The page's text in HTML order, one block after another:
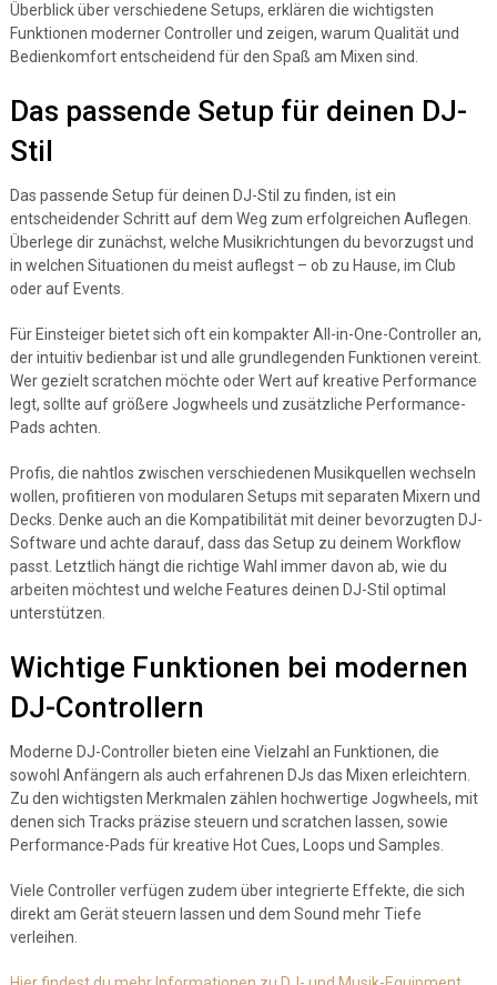
Überblick über verschiedene Setups, erklären die wichtigsten
Funktionen moderner Controller und zeigen, warum Qualität und
Bedienkomfort entscheidend für den Spaß am Mixen sind.
Das passende Setup für deinen DJ-
Stil
Das passende Setup für deinen DJ-Stil zu finden, ist ein
entscheidender Schritt auf dem Weg zum erfolgreichen Auflegen.
Überlege dir zunächst, welche Musikrichtungen du bevorzugst und
in welchen Situationen du meist auflegst – ob zu Hause, im Club
oder auf Events.
Für Einsteiger bietet sich oft ein kompakter All-in-One-Controller an,
der intuitiv bedienbar ist und alle grundlegenden Funktionen vereint.
Wer gezielt scratchen möchte oder Wert auf kreative Performance
legt, sollte auf größere Jogwheels und zusätzliche Performance-
Pads achten.
Profis, die nahtlos zwischen verschiedenen Musikquellen wechseln
wollen, profitieren von modularen Setups mit separaten Mixern und
Decks. Denke auch an die Kompatibilität mit deiner bevorzugten DJ-
Software und achte darauf, dass das Setup zu deinem Workflow
passt. Letztlich hängt die richtige Wahl immer davon ab, wie du
arbeiten möchtest und welche Features deinen DJ-Stil optimal
unterstützen.
Wichtige Funktionen bei modernen
DJ-Controllern
Moderne DJ-Controller bieten eine Vielzahl an Funktionen, die
sowohl Anfängern als auch erfahrenen DJs das Mixen erleichtern.
Zu den wichtigsten Merkmalen zählen hochwertige Jogwheels, mit
denen sich Tracks präzise steuern und scratchen lassen, sowie
Performance-Pads für kreative Hot Cues, Loops und Samples.
Viele Controller verfügen zudem über integrierte Effekte, die sich
direkt am Gerät steuern lassen und dem Sound mehr Tiefe
verleihen.